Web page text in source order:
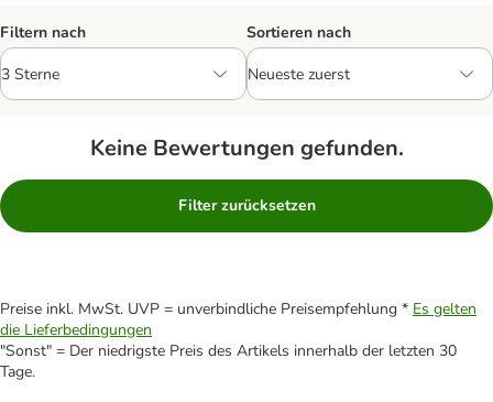
Filtern nach Sortieren nach
Keine Bewertungen gefunden.
Filter zurücksetzen
Preise inkl. MwSt. UVP = unverbindliche Preisempfehlung * Es gelten
die Lieferbedingungen
"Sonst" = Der niedrigste Preis des Artikels innerhalb der letzten 30
Tage.